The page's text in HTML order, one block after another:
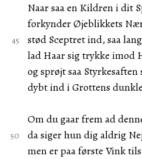
Naar saa en Kildren i dit
forkynder Øjeblikkets
stød Sceptret ind, saa
lad Haar sig trykke imod
og sprøjt saa Styrkesaften
dybt ind i Grottens
Om du gaar frem ad
da siger hun dig aldrig
men er paa første Vink